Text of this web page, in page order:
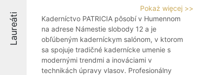
Laureáti
Pokaż więcej >>
Kaderníctvo PATRICIA pôsobí v Humennom
na adrese Námestie slobody 12 a je
obľúbeným kaderníckym salónom, v ktorom
sa spojuje tradičné kadernícke umenie s
modernými trendmi a inováciami v
technikách úpravy vlasov. Profesionálny